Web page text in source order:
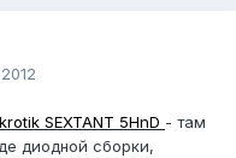
SEXTANT 5HnD - там
диодной сборки,